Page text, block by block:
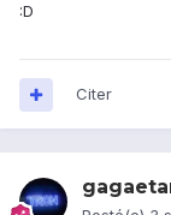
:D
Citer